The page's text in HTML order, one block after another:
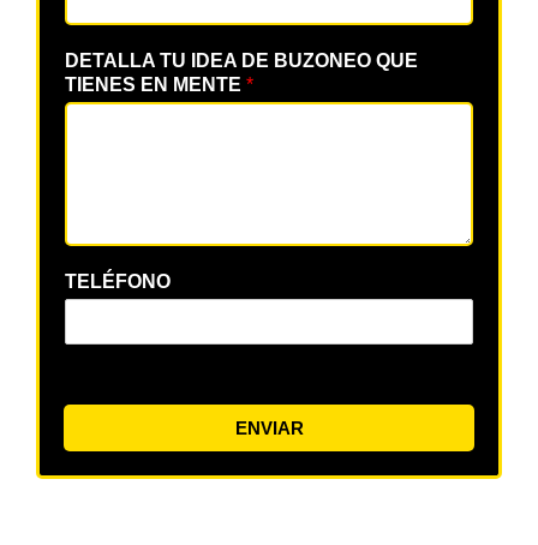
DETALLA TU IDEA DE BUZONEO QUE
TIENES EN MENTE *
TELÉFONO
ENVIAR